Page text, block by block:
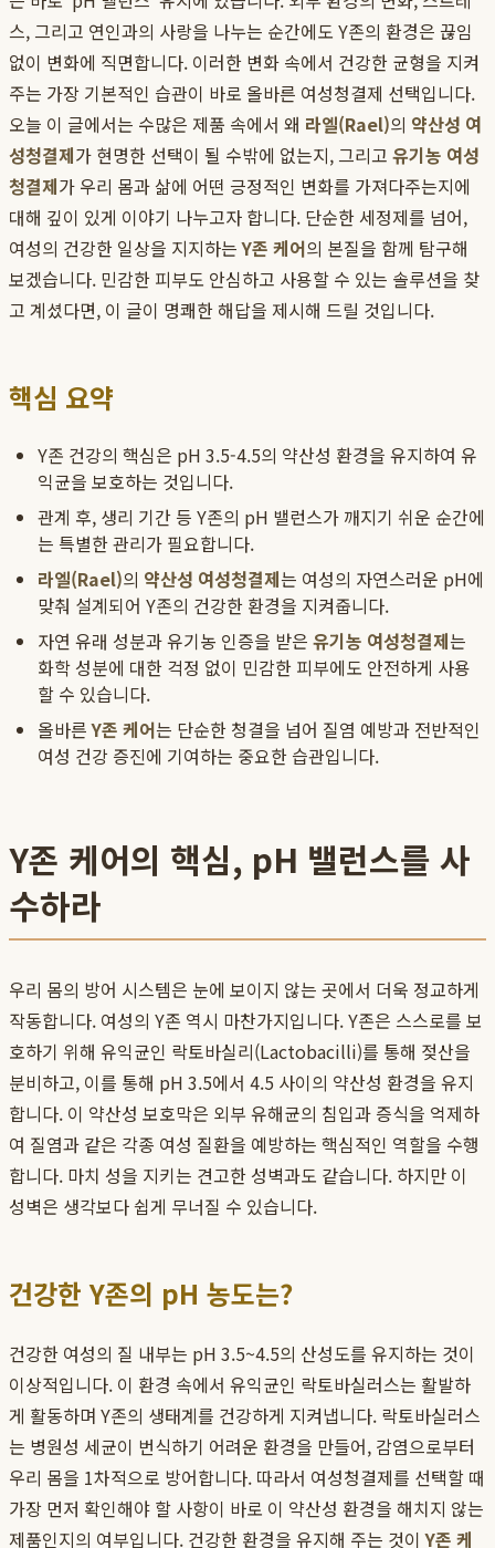
스, 그리고 연인과의 사랑을 나누는 순간에도 Y존의 환경은 끊임
없이 변화에 직면합니다. 이러한 변화 속에서 건강한 균형을 지켜
주는 가장 기본적인 습관이 바로 올바른 여성청결제 선택입니다.
오늘 이 글에서는 수많은 제품 속에서 왜 라엘(Rael)의 약산성 여
성청결제가 현명한 선택이 될 수밖에 없는지, 그리고 유기농 여성
청결제가 우리 몸과 삶에 어떤 긍정적인 변화를 가져다주는지에
대해 깊이 있게 이야기 나누고자 합니다. 단순한 세정제를 넘어,
여성의 건강한 일상을 지지하는Y존 케어의 본질을 함께 탐구해
보겠습니다. 민감한 피부도 안심하고 사용할 수 있는 솔루션을 찾
고 계셨다면, 이 글이 명쾌한 해답을 제시해 드릴 것입니다.
핵심 요약
Y존 건강의 핵심은 pH 3.5-4.5의 약산성 환경을 유지하여 유
익균을 보호하는 것입니다.
관계 후, 생리 기간 등 Y존의 pH 밸런스가 깨지기 쉬운 순간에
는 특별한 관리가 필요합니다.
라엘(Rael)의 약산성 여성청결제는 여성의 자연스러운 pH에
맞춰 설계되어 Y존의 건강한 환경을 지켜줍니다.
자연 유래 성분과 유기농 인증을 받은 유기농 여성청결제는
화학 성분에 대한 걱정 없이 민감한 피부에도 안전하게 사용
할 수 있습니다.
올바른Y존 케어는 단순한 청결을 넘어 질염 예방과 전반적인
여성 건강 증진에 기여하는 중요한 습관입니다.
Y존 케어의 핵심, pH 밸런스를 사
수하라
우리 몸의 방어 시스템은 눈에 보이지 않는 곳에서 더욱 정교하게
작동합니다. 여성의 Y존 역시 마찬가지입니다. Y존은 스스로를 보
호하기 위해 유익균인 락토바실리(Lactobacilli)를 통해 젖산을
분비하고, 이를 통해 pH 3.5에서 4.5 사이의 약산성 환경을 유지
합니다. 이 약산성 보호막은 외부 유해균의 침입과 증식을 억제하
여 질염과 같은 각종 여성 질환을 예방하는 핵심적인 역할을 수행
합니다. 마치 성을 지키는 견고한 성벽과도 같습니다. 하지만 이
성벽은 생각보다 쉽게 무너질 수 있습니다.
건강한 Y존의 pH 농도는?
건강한 여성의 질 내부는 pH 3.5~4.5의 산성도를 유지하는 것이
이상적입니다. 이 환경 속에서 유익균인 락토바실러스는 활발하
게 활동하며 Y존의 생태계를 건강하게 지켜냅니다. 락토바실러스
는 병원성 세균이 번식하기 어려운 환경을 만들어, 감염으로부터
우리 몸을 1차적으로 방어합니다. 따라서 여성청결제를 선택할 때
가장 먼저 확인해야 할 사항이 바로 이 약산성 환경을 해치지 않는
제품인지의 여부입니다. 건강한 환경을 유지해 주는 것이Y존 케